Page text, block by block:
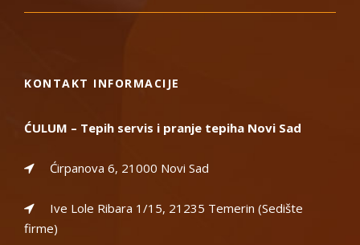
KONTAKT INFORMACIJE
ĆULUM – Tepih servis i pranje tepiha Novi Sad
Ćirpanova 6, 21000 Novi Sad
Ive Lole Ribara 1/15, 21235 Temerin (Sedište
firme)